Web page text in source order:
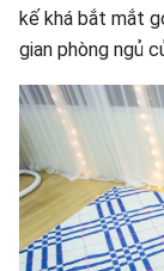
kế khá bắt mắt
gian phòng ngủ